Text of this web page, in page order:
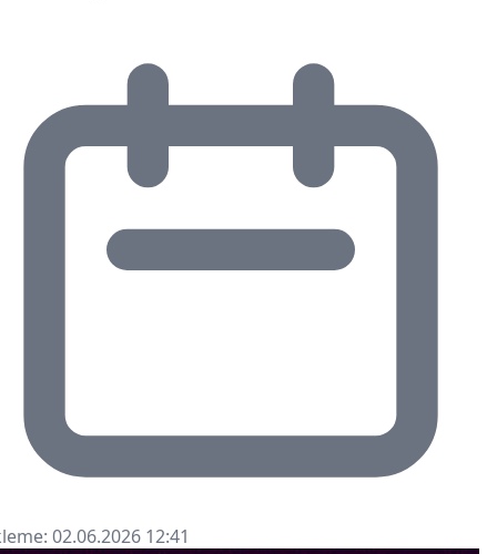
02.06.2026 12:41